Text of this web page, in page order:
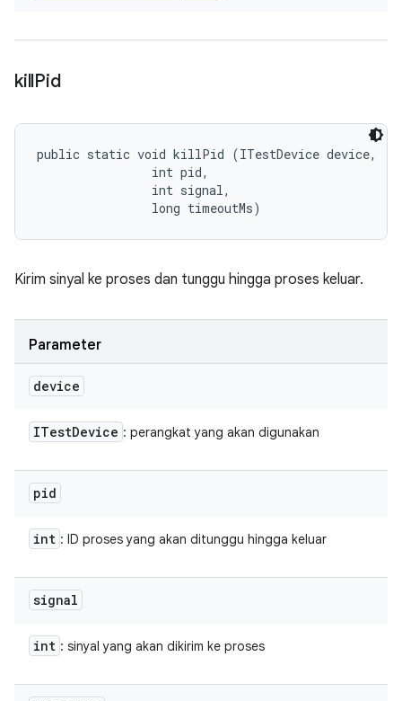
killPid
public static void killPid (ITestDevice device,
                int pid,
                int signal,
                long timeoutMs)
Kirim sinyal ke proses dan tunggu hingga proses keluar.
Parameter
device
ITestDevice : perangkat yang akan digunakan
pid
int : ID proses yang akan ditunggu hingga keluar
signal
int : sinyal yang akan dikirim ke proses